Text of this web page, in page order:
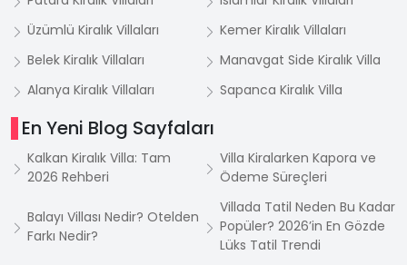
Üzümlü Kiralık Villaları
Kemer Kiralık Villaları
Belek Kiralık Villaları
Manavgat Side Kiralık Villa
Alanya Kiralık Villaları
Sapanca Kiralık Villa
En Yeni Blog Sayfaları
Kalkan Kiralık Villa: Tam
2026 Rehberi
Villa Kiralarken Kapora ve
Ödeme Süreçleri
Balayı Villası Nedir? Otelden
Farkı Nedir?
Villada Tatil Neden Bu Kadar
Popüler? 2026’in En Gözde
Lüks Tatil Trendi